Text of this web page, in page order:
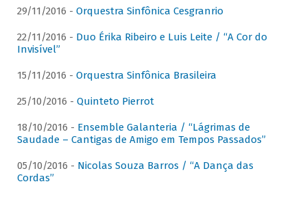
29/11/2016 - Orquestra Sinfônica Cesgranrio
22/11/2016 - Duo Érika Ribeiro e Luis Leite / “A Cor do
Invisível”
15/11/2016 - Orquestra Sinfônica Brasileira
25/10/2016 - Quinteto Pierrot
18/10/2016 - Ensemble Galanteria / “Lágrimas de
Saudade – Cantigas de Amigo em Tempos Passados”
05/10/2016 - Nicolas Souza Barros / “A Dança das
Cordas”